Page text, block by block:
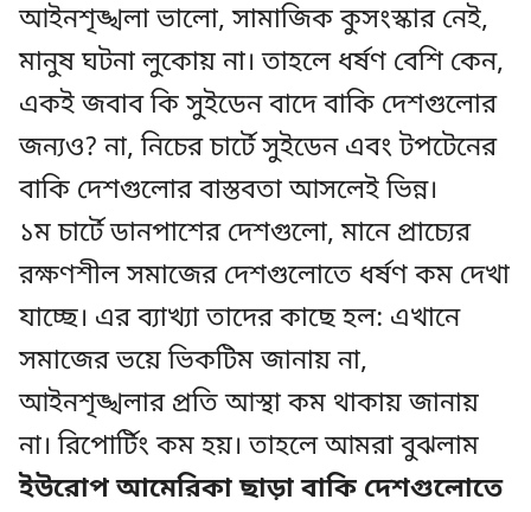
আইনশৃঙ্খলা ভালো, সামাজিক কুসংস্কার নেই,
মানুষ ঘটনা লুকোয় না। তাহলে ধর্ষণ বেশি কেন,
একই জবাব কি সুইডেন বাদে বাকি দেশগুলোর
জন্যও? না, নিচের চার্টে সুইডেন এবং টপটেনের
বাকি দেশগুলোর বাস্তবতা আসলেই ভিন্ন।
১ম চার্টে ডানপাশের দেশগুলো, মানে প্রাচ্যের
রক্ষণশীল সমাজের দেশগুলোতে ধর্ষণ কম দেখা
যাচ্ছে। এর ব্যাখ্যা তাদের কাছে হল: এখানে
সমাজের ভয়ে ভিকটিম জানায় না,
আইনশৃঙ্খলার প্রতি আস্থা কম থাকায় জানায়
না। রিপোর্টিং কম হয়। তাহলে আমরা বুঝলাম
ইউরোপ আমেরিকা ছাড়া বাকি দেশগুলোতে